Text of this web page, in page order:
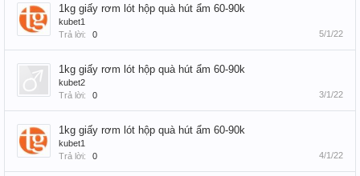
1kg giấy rơm lót hộp quà hút ẩm 60-90k
kubet1
Trả lời:
0 5/1/22
1kg giấy rơm lót hộp quà hút ẩm 60-90k
kubet2
Trả lời:
0 3/1/22
1kg giấy rơm lót hộp quà hút ẩm 60-90k
kubet1
Trả lời:
0 4/1/22